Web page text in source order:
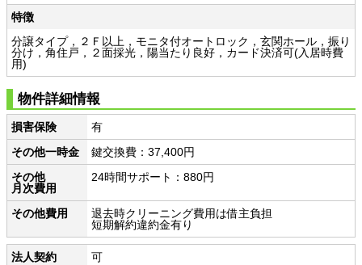
特徴
分譲タイプ，２Ｆ以上，モニタ付オートロック，玄関ホール，振り
分け，角住戸，２面採光，陽当たり良好，カード決済可(入居時費
用)
物件詳細情報
損害保険
有
その他一時金
鍵交換費：37,400円
その他
月次費用
24時間サポート：880円
その他費用
退去時クリーニング費用は借主負担
短期解約違約金有り
法人契約
可